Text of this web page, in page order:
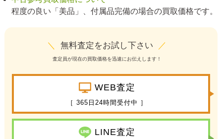
程度の良い「美品」、付属品完備の場合の買取価格です。
＼ 無料査定をお試し下さい ／
査定員が現在の買取価格を迅速にお伝えします！
WEB査定
［ 365日24時間受付中 ］
LINE査定